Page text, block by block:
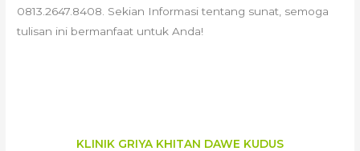
0813.2647.8408. Sekian Informasi tentang sunat, semoga
tulisan ini bermanfaat untuk Anda!
KLINIK GRIYA KHITAN DAWE KUDUS